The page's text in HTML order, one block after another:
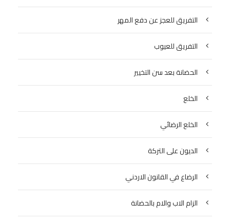
التفريق للعجز عن دفع المهر
التفريق للعيوب
الحضانة بعد سن التخيير
الخلع
الخلع الرضائي
الديون على التركة
الرضاع في القانون الاردني
الزام الاب والام بالحضانة